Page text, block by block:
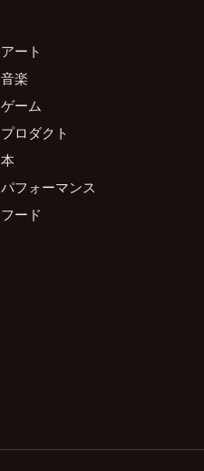
アート
音楽
ゲーム
プロダクト
本
パフォーマンス
フード